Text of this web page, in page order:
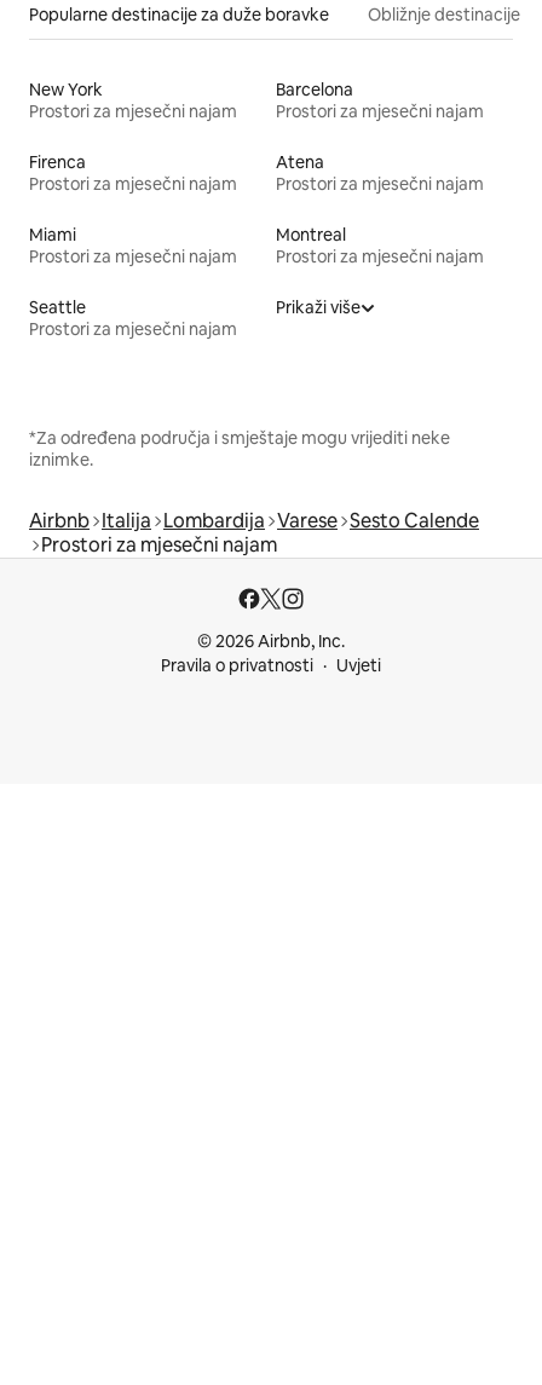
Popularne destinacije za duže boravke Obližnje destinacije
New York
Prostori za mjesečni najam
Barcelona
Prostori za mjesečni najam
Firenca
Prostori za mjesečni najam
Atena
Prostori za mjesečni najam
Miami
Prostori za mjesečni najam
Montreal
Prostori za mjesečni najam
Seattle
Prostori za mjesečni najam
Prikaži više
*Za određena područja i smještaje mogu vrijediti neke
iznimke.
Airbnb Italija Lombardija Varese Sesto Calende
Prostori za mjesečni najam
© 2026 Airbnb, Inc.
Pravila o privatnosti
Uvjeti